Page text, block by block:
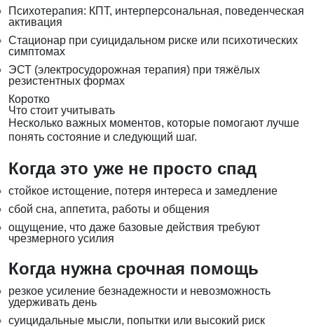
Психотерапия: КПТ, интерперсональная, поведенческая
активация
Стационар при суицидальном риске или психотических
симптомах
ЭСТ (электросудорожная терапия) при тяжёлых
резистентных формах
Коротко
Что стоит учитывать
Несколько важных моментов, которые помогают лучше
понять состояние и следующий шаг.
Когда это уже не просто спад
стойкое истощение, потеря интереса и замедление
сбой сна, аппетита, работы и общения
ощущение, что даже базовые действия требуют
чрезмерного усилия
Когда нужна срочная помощь
резкое усиление безнадежности и невозможность
удерживать день
суицидальные мысли, попытки или высокий риск